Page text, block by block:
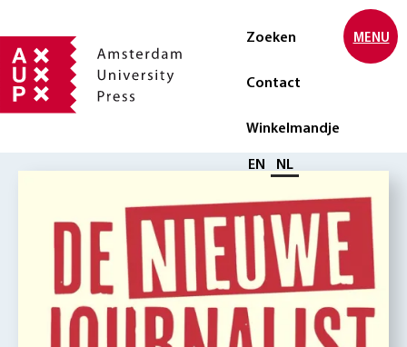
Zoeken
Contact
Winkelmandje
Selecteer taal
EN NL
MENU